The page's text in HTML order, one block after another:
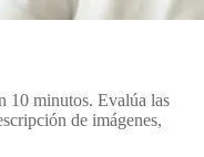
10 minutos. Evalúa las
de imágenes,